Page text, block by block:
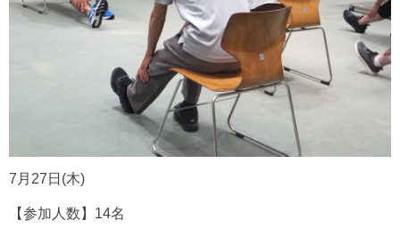
7月27日(木)
【参加人数】14名